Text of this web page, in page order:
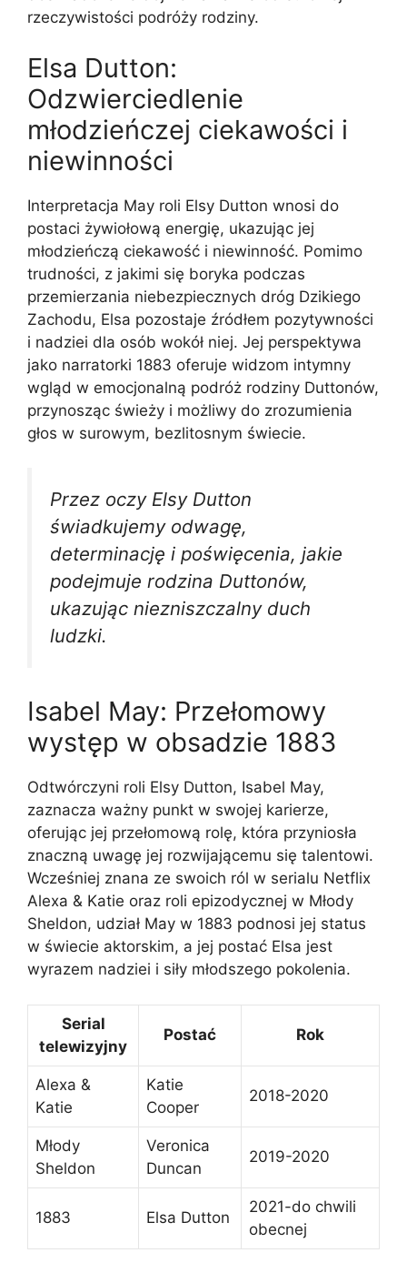
rzeczywistości podróży rodziny.
Elsa Dutton:
Odzwierciedlenie
młodzieńczej ciekawości i
niewinności
Interpretacja May roli Elsy Dutton wnosi do
postaci żywiołową energię, ukazując jej
młodzieńczą ciekawość i niewinność. Pomimo
trudności, z jakimi się boryka podczas
przemierzania niebezpiecznych dróg Dzikiego
Zachodu, Elsa pozostaje źródłem pozytywności
i nadziei dla osób wokół niej. Jej perspektywa
jako narratorki 1883 oferuje widzom intymny
wgląd w emocjonalną podróż rodziny Duttonów,
przynosząc świeży i możliwy do zrozumienia
głos w surowym, bezlitosnym świecie.
Przez oczy Elsy Dutton
świadkujemy odwagę,
determinację i poświęcenia, jakie
podejmuje rodzina Duttonów,
ukazując niezniszczalny duch
ludzki.
Isabel May: Przełomowy
występ w obsadzie 1883
Odtwórczyni roli Elsy Dutton, Isabel May,
zaznacza ważny punkt w swojej karierze,
oferując jej przełomową rolę, która przyniosła
znaczną uwagę jej rozwijającemu się talentowi.
Wcześniej znana ze swoich ról w serialu Netflix
Alexa & Katie oraz roli epizodycznej w Młody
Sheldon, udział May w 1883 podnosi jej status
w świecie aktorskim, a jej postać Elsa jest
wyrazem nadziei i siły młodszego pokolenia.
Serial
telewizyjny
Postać Rok
Alexa &
Katie
Katie
Cooper
2018-2020
Młody
Sheldon
Veronica
Duncan
2019-2020
1883 Elsa Dutton
2021-do chwili
obecnej